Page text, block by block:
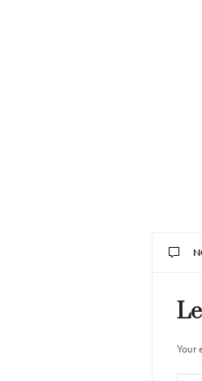
Your